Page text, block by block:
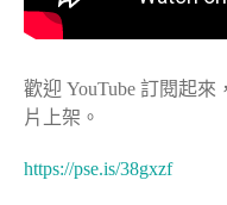
歡迎 YouTube 訂閱起
片上架。
https://pse.is/38gxzf